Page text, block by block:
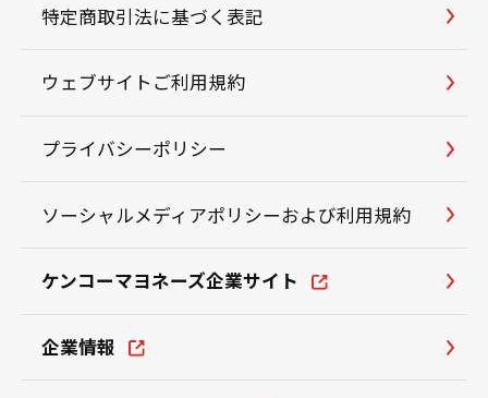
特定商取引法に基づく表記
ウェブサイトご利用規約
プライバシーポリシー
ソーシャルメディアポリシーおよび利用規約
ケンコーマヨネーズ企業サイト
企業情報